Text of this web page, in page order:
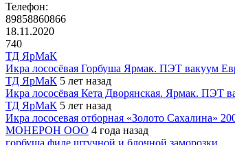
Телефон:
89858860866
18.11.2020
740
ТД ЯрМаК
Икра лососёвая Горбуша Ярмак. ПЭТ вакуум
ТД ЯрМаК 5 лет назад
Икра лососёвая Кета Дворянская. Ярмак. ПЭТ
ТД ЯрМаК 5 лет назад
Икра лососевая отборная «Золото Сахалина»
МОНЕРОН ООО 4 года назад